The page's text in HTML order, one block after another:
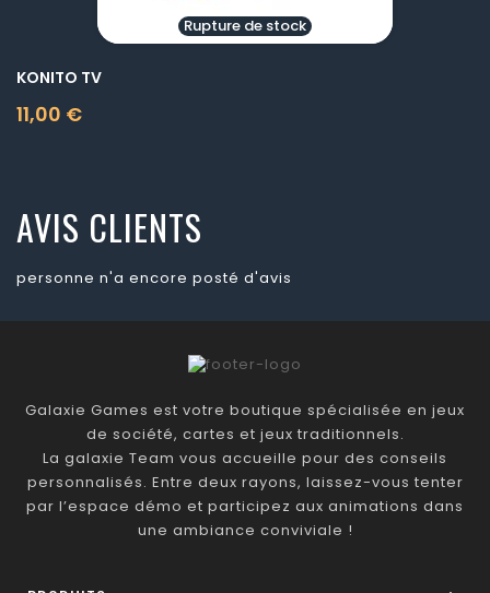
Rupture de stock
KONITO TV
11,00 €
Prix
AVIS CLIENTS
personne n'a encore posté d'avis
Galaxie Games est votre boutique spécialisée en jeux
de société, cartes et jeux traditionnels.
La galaxie Team vous accueille pour des conseils
personnalisés. Entre deux rayons, laissez-vous tenter
par l’espace démo et participez aux animations dans
une ambiance conviviale !